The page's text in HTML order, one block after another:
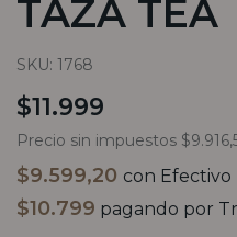
TAZA TEA
SKU: 1768
$11.999
Precio sin impuestos
$9.599,20 con Efectivo
$10.799 pagando por